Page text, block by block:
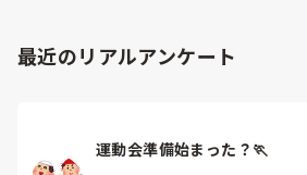
最近のリアルアンケート
運動会準備始まった？🏃